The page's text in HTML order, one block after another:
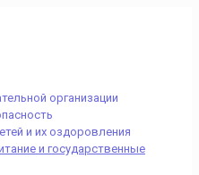
организации
и их оздоровления
и государственные